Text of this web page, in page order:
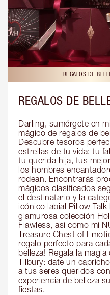
REGALOS DE
REGALOS DE
Darling, sumérgete en
mágico de regalos de
Descubre tesoros
estrellas de tu vida: tu
tu querida hija, tus
los hombres
rodean. Encontrarás
mágicos clasificados
el destinatario y la
icónico labial Pillow Talk
glamurosa colección
Flawless, así como mi
Treasure Chest of
regalo perfecto para
belleza! Regala la
Tilbury: date un
a tus seres queridos
experiencia de belleza
fiestas.